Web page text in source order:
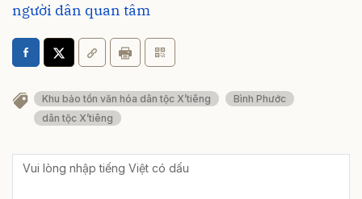
người dân quan tâm
Khu bảo tồn văn hóa dân tộc X’tiêng
Bình Phước
dân tộc X’tiêng